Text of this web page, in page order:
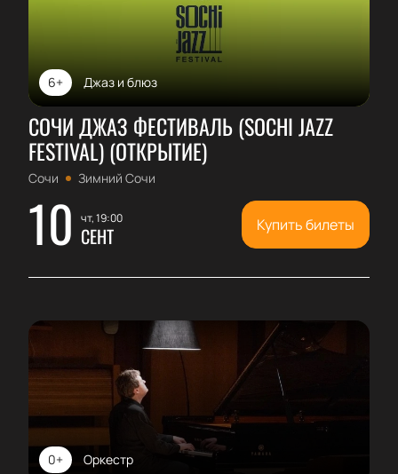
Джаз и блюз
6+
СОЧИ ДЖАЗ ФЕСТИВАЛЬ (SOCHI JAZZ
FESTIVAL) (ОТКРЫТИЕ)
Сочи Зимний Сочи
10 чт, 19:00
СЕНТ Купить билеты
Оркестр
0+